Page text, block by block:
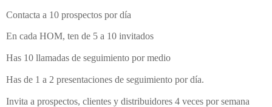
Contacta a 10 prospectos por día
En cada HOM, ten de 5 a 10 invitados
Has 10 llamadas de seguimiento por medio
Has de 1 a 2 presentaciones de seguimiento por día.
Invita a prospectos, clientes y distribuidores 4 veces por semana